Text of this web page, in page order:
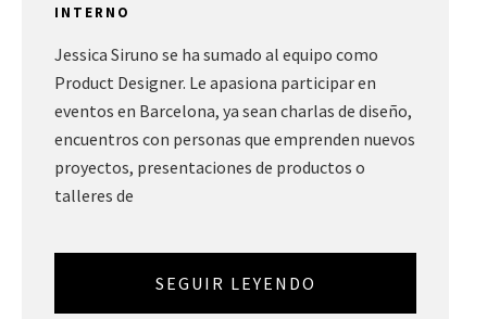
INTERNO
Jessica Siruno se ha sumado al equipo como
Product Designer. Le apasiona participar en
eventos en Barcelona, ya sean charlas de diseño,
encuentros con personas que emprenden nuevos
proyectos, presentaciones de productos o
talleres de
SEGUIR LEYENDO